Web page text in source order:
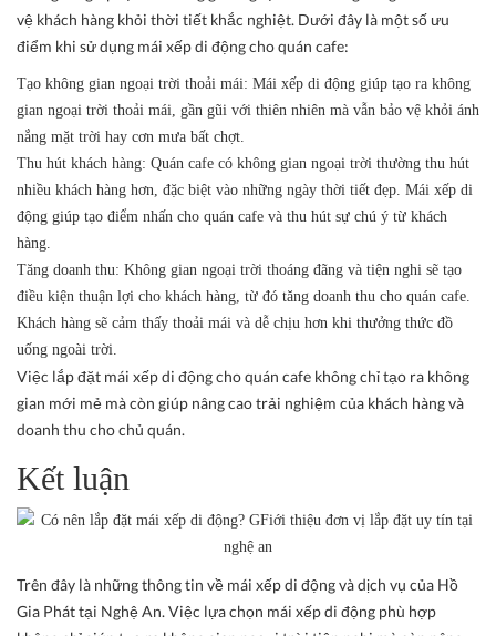
vệ khách hàng khỏi thời tiết khắc nghiệt. Dưới đây là một số ưu
điểm khi sử dụng mái xếp di động cho quán cafe:
Tạo không gian ngoại trời thoải mái: Mái xếp di động giúp tạo ra không
gian ngoại trời thoải mái, gần gũi với thiên nhiên mà vẫn bảo vệ khỏi ánh
nắng mặt trời hay cơn mưa bất chợt.
Thu hút khách hàng: Quán cafe có không gian ngoại trời thường thu hút
nhiều khách hàng hơn, đặc biệt vào những ngày thời tiết đẹp. Mái xếp di
động giúp tạo điểm nhấn cho quán cafe và thu hút sự chú ý từ khách
hàng.
Tăng doanh thu: Không gian ngoại trời thoáng đãng và tiện nghi sẽ tạo
điều kiện thuận lợi cho khách hàng, từ đó tăng doanh thu cho quán cafe.
Khách hàng sẽ cảm thấy thoải mái và dễ chịu hơn khi thưởng thức đồ
uống ngoài trời.
Việc lắp đặt mái xếp di động cho quán cafe không chỉ tạo ra không
gian mới mẻ mà còn giúp nâng cao trải nghiệm của khách hàng và
doanh thu cho chủ quán.
Kết luận
Trên đây là những thông tin về mái xếp di động và dịch vụ của Hồ
Gia Phát tại Nghệ An. Việc lựa chọn mái xếp di động phù hợp